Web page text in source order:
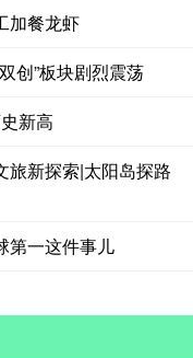
加餐龙虾
创”板块剧烈震荡
新高
旅新探索|太阳岛探路
第一这件事儿